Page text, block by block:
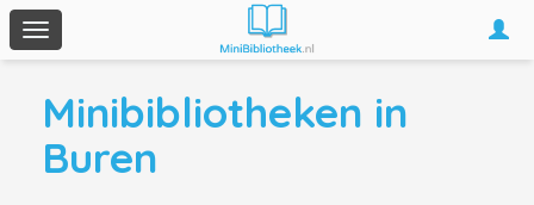
Toggle
navigation
Minibibliotheken in
Buren